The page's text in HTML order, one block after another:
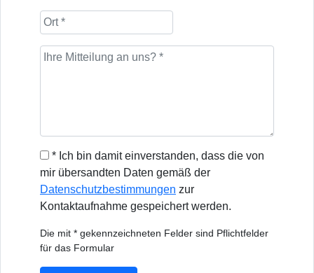
* Ich bin damit einverstanden, dass die von
mir übersandten Daten gemäß der
Datenschutzbestimmungen zur
Kontaktaufnahme gespeichert werden.
Die mit * gekennzeichneten Felder sind Pflichtfelder
für das Formular